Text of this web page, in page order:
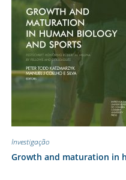
Investigação
Growth and maturation in